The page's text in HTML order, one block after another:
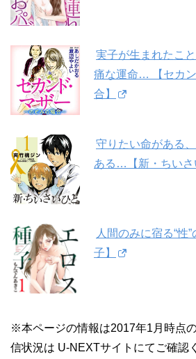
実子が生まれたこ
痛な運命… 【セカ
合】
守りたい命がある
ある…【新・ちいさ
人間のみに宿る“性
子】
※本ページの情報は2017年1月時点
信状況は U-NEXTサイトにてご確認